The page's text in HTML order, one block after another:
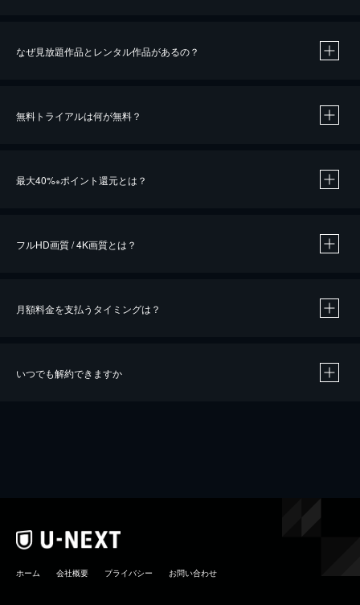
なぜ見放題作品とレンタル作品があるの？
無料トライアルは何が無料？
最大40%※ポイント還元とは？
※40％ポイント還元の対象は、クレジットカード決済による作品の購入 / レンタルです。
フルHD画質 / 4K画質とは？
月額料金を支払うタイミングは？
いつでも解約できますか
ホーム 会社概要 プライバシー お問い合わせ